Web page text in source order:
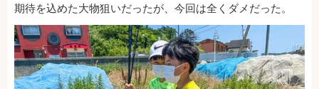
期待を込めた大物狙いだったが、今回は全くダメだった。